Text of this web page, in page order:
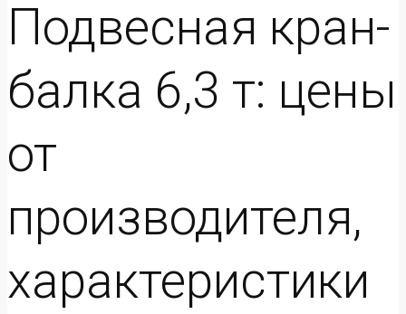
Подвесная кран-
балка 6,3 т: цены
от
производителя,
характеристики